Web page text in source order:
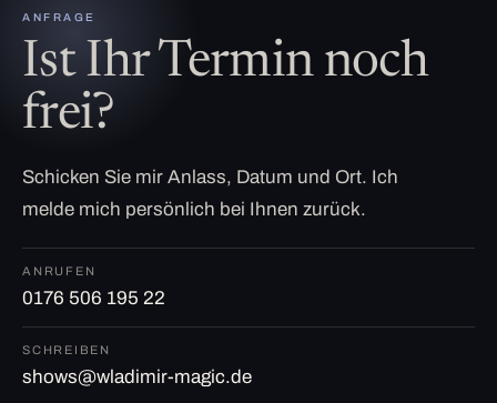
ANFRAGE
Ist Ihr Termin noch
frei?
Schicken Sie mir Anlass, Datum und Ort. Ich
melde mich persönlich bei Ihnen zurück.
ANRUFEN
0176 506 195 22
SCHREIBEN
shows@wladimir-magic.de